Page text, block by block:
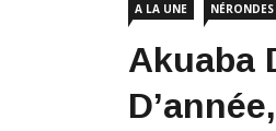
A LA UNE NÉRONDES
Akuaba